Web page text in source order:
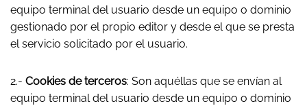
equipo terminal del usuario desde un equipo o dominio
gestionado por el propio editor y desde el que se presta
el servicio solicitado por el usuario.
2.- Cookies de terceros: Son aquéllas que se envían al
equipo terminal del usuario desde un equipo o dominio